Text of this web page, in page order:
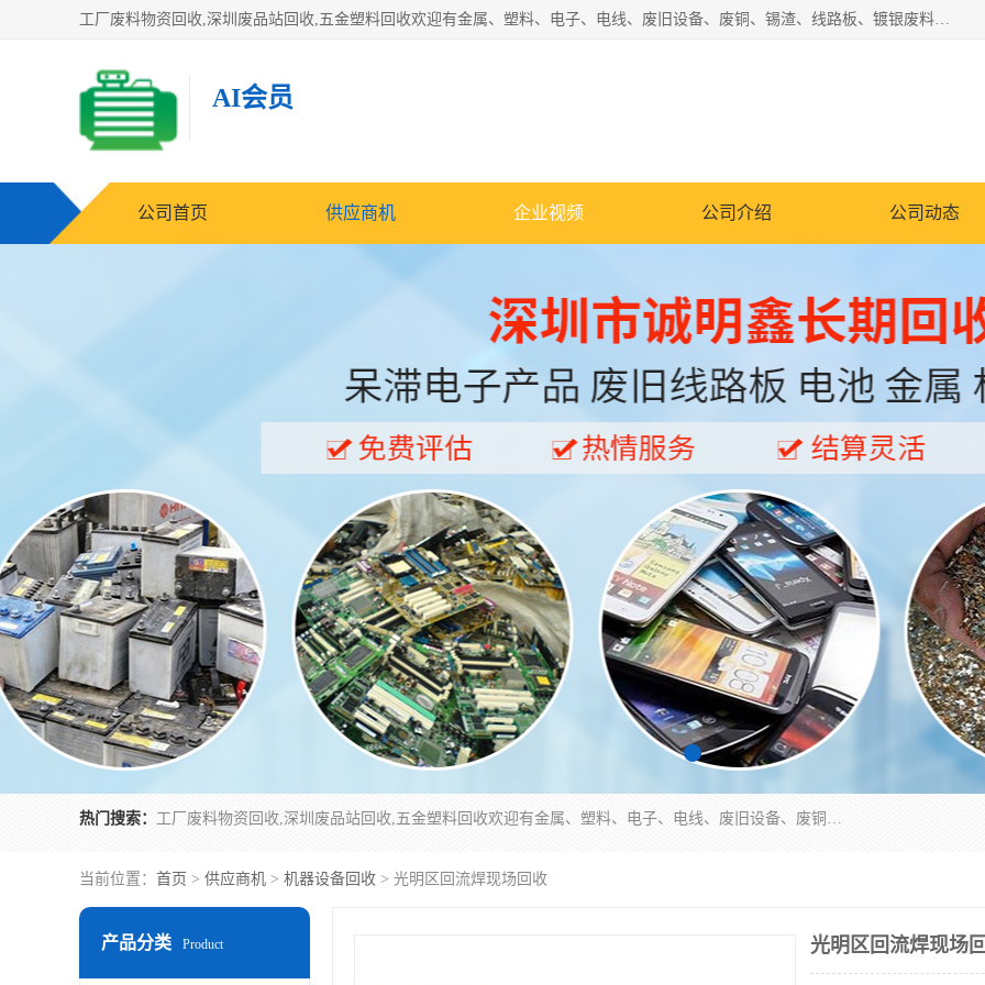
工厂废料物资回收,深圳废品站回收,五金塑料回收欢迎有金属、塑料、电子、电线、废旧设备、废铜、锡渣、线路板、镀银废料、废IC、电子零件、电子脚，等其他废旧物资的单位及个人联系洽谈。对提供息者我们可以提供优厚的业务提成（佣金）。
AI会员
公司首页 供应商机 企业视频 公司介绍 公司动态
热门搜索： 工厂废料物资回收,深圳废品站回收,五金塑料回收欢迎有金属、塑料、电子、电线、废旧设备、废铜、锡渣、线路板、镀银废料、废IC、电子零件、电子脚，等其他废旧物资的单位及个人联系洽谈。对提供息者我们可以提供优厚的业务提成（佣金）。
当前位置： 首页 > 供应商机 > 机器设备回收 > 光明区回流焊现场回收
产品分类 Product 光明区回流焊现场